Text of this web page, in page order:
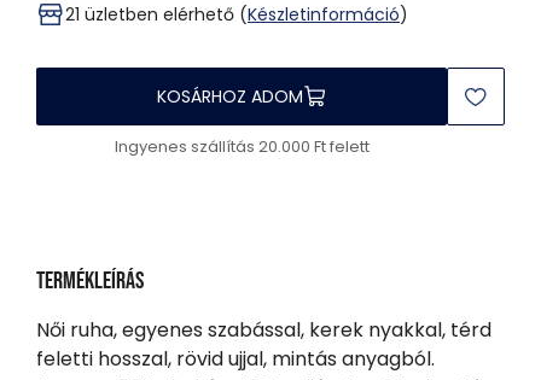
21 üzletben elérhető (Készletinformáció)
KOSÁRHOZ ADOM
Ingyenes szállítás 20.000 Ft felett
Termékleírás
Női ruha, egyenes szabással, kerek nyakkal, térd
feletti hosszal, rövid ujjal, mintás anyagból.